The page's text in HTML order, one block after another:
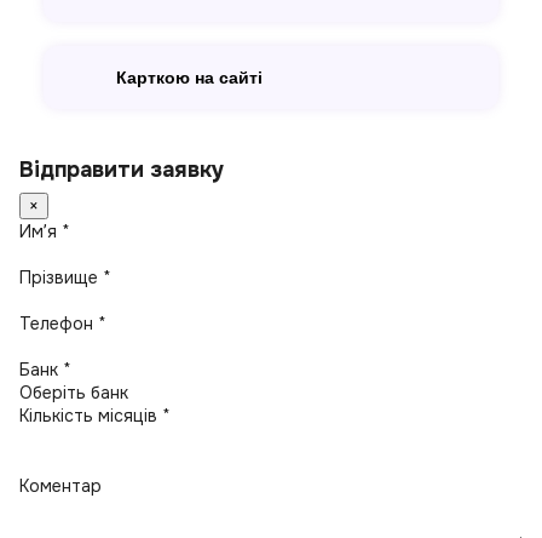
Карткою на сайті
Відправити заявку
×
Имʼя *
Прізвище *
Телефон *
Банк *
Кількість місяців *
Коментар